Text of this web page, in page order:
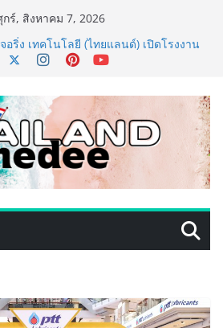
ร์, สิงหาคม 7, 2026
มสำเร็จ Village to the World Season
ร ขับเคลื่อน ESG Tourism สืบสานพระ
เดินหน้าขยายฐานการผลิตสู่เอเชียตะวัน
มแกร่งยุทธศาสตร์ระดับโลก
ทรานส์ฟอร์มจากเกมมิ่งโฟน สู่ไลฟ์สไตล์
ฟใหญ่ปักหมุดแลนมาร์คใหม่กลางสถานี
8 Series จุดเริ่มต้นครั้งสำคัญ
เปิดตัวแชมพูอาบน้ำ และ โฟมอาบ
ไร้สารตกค้าง
ฟร์ 4 ภาค @ภาคกลาง “มนต์เสน่ห์เกษตร
านคร” ชวนชิม ช้อป สินค้าเกษตร